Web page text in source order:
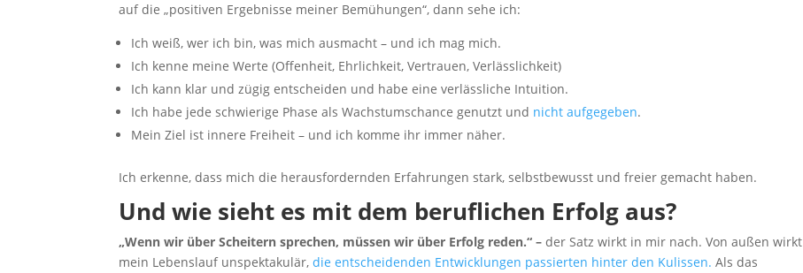
auf die „positiven Ergebnisse meiner Bemühungen“, dann sehe ich:
Ich weiß, wer ich bin, was mich ausmacht – und ich mag mich.
Ich kenne meine Werte (Offenheit, Ehrlichkeit, Vertrauen, Verlässlichkeit)
Ich kann klar und zügig entscheiden und habe eine verlässliche Intuition.
Ich habe jede schwierige Phase als Wachstumschance genutzt und nicht aufgegeben.
Mein Ziel ist innere Freiheit – und ich komme ihr immer näher.
Ich erkenne, dass mich die herausfordernden Erfahrungen stark, selbstbewusst und freier gemacht haben.
Und wie sieht es mit dem beruflichen Erfolg aus?
„Wenn wir über Scheitern sprechen, müssen wir über Erfolg reden.“ –der Satz wirkt in mir nach. Von außen wirkt
mein Lebenslauf unspektakulär,die entscheidenden Entwicklungen passierten hinter den Kulissen.Als das